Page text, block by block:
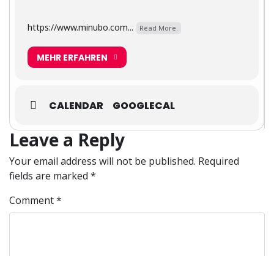
https://www.minubo.com... Read More.
MEHR ERFAHREN
CALENDAR GOOGLECAL
Leave a Reply
Your email address will not be published. Required
fields are marked *
Comment*